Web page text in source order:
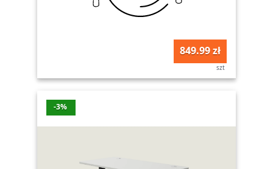
849.99 zł
szt
-3%